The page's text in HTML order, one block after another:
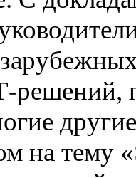
на тему